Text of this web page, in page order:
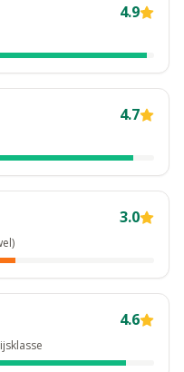
4.9
4.7
3.0
4.6